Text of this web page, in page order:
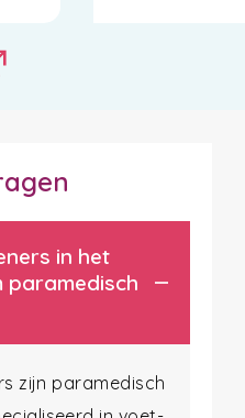
in het
paramedisch
zijn paramedisch